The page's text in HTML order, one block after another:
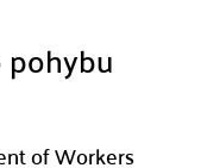
of Workers